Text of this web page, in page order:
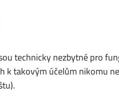
technicky nezbytné pro
k takovým účelům nikomu